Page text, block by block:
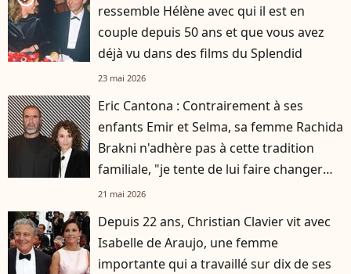
ressemble Hélène avec qui il est en
couple depuis 50 ans et que vous avez
déjà vu dans des films du Splendid
23 mai 2026
Eric Cantona : Contrairement à ses
enfants Emir et Selma, sa femme Rachida
Brakni n'adhère pas à cette tradition
familiale, "je tente de lui faire changer
d'avis"
21 mai 2026
Depuis 22 ans, Christian Clavier vit avec
Isabelle de Araujo, une femme
importante qui a travaillé sur dix de ses